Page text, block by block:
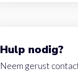
Hulp nodig?
Neem gerust